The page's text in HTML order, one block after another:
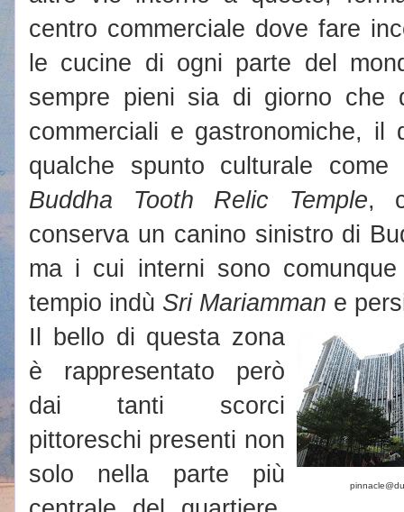
centro commerciale dove fare
le cucine di ogni parte del
sempre pieni sia di giorno che
commerciali e gastronomiche, il
qualche spunto culturale
Buddha Tooth Relic Temple,
conserva un canino sinistro di
ma i cui interni sono
tempio indù Sri Mariamman e
Il bello di questa zona
è rappresentato però
dai tanti scorci
pittoreschi presenti non
solo nella parte più